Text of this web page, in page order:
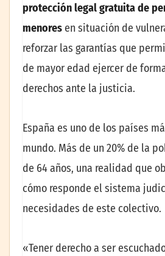
protección legal gratuita de
menores en situación de
reforzar las garantías que
de mayor edad ejercer de
derechos ante la justicia.
España es uno de los países
mundo. Más de un 20% de la
de 64 años, una realidad que
cómo responde el sistema
necesidades de este colectivo.
«Tener derecho a ser